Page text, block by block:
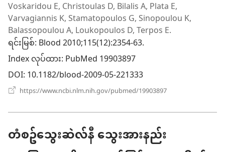
အသစ်
ဖွ
င့်
Voskaridou E, Christoulas D, Bilalis A, Plata E,
Varvagiannis K, Stamatopoulos G, Sinopoulou K,
Balassopoulou A, Loukopoulos D, Terpos E.
ရင်းမြစ်‎: Blood 2010;115(12):2354-63.
Index လုပ်ထား‎: PubMed 19903897
DOI‎: 10.1182/blood-2009-05-221333
https://www.ncbi.nlm.nih.gov/pubmed/19903897
တံစဥ်သွေးဆဲလ်နီ သွေးအားနည်း